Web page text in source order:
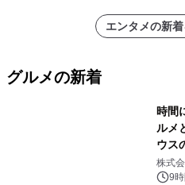
エンタメの新
グルメの新着
時間
ルメ
ウス
サウ
得な
株式
9